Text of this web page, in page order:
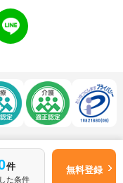
件
た条件
無料登録
マイナビ保育士
│お問い合わせ